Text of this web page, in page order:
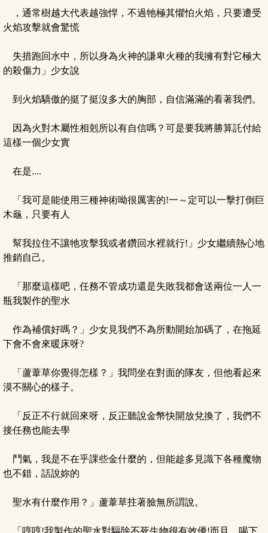
，通常樹越大代表越強悍，不過牠極其懼怕火焰，只要遭受
火焰攻擊就會驚慌
失措跑回水中，所以身為火神的謙卑火種的我擁有對它極大
的殺傷力」少女說
到火焰驕傲的挺了挺沒多大的胸部，自信滿滿的看著我們。
因為火對木屬性相剋所以有自信嗎？可是要我將勝算託付給
這樣一個少女實
在是....
「我可是能使用三種神術呦很厲害的!一～定可以一擊打倒巨
木龜，只要有人
幫我拉住不讓牠攻擊我或者鑽回水裡就行!」少女繼續熱心地
推銷自己。
「那麼這樣吧，任務不管成功還是失敗我都會送兩位一人一
瓶我製作的聖水
作為補償好嗎？」少女見我們不為所動開始加碼了，在拖延
下會不會來暖床呀?
「蘆葦草你覺得怎樣？」我問坐在對面的隊友，但他看起來
漠不關心的樣子。
「反正不行就回來呀，反正聽說金幣快開放兌換了，我們不
接任務也能去學
鬥氣，我是不在乎課些金什麼的，但能趁多見識下各種魔物
也不錯，話說妳的
聖水有什麼作用？」蘆葦草拄著臉無所謂說。
「哼哼!我製作的聖水對驅除不死生物很有效優!而且....喝下